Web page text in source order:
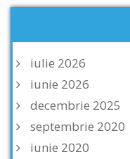
iulie 2026
iunie 2026
decembrie 2025
septembrie 2020
iunie 2020